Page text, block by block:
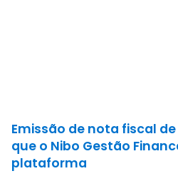
Emissão de nota fiscal
que o Nibo Gestão
plataforma